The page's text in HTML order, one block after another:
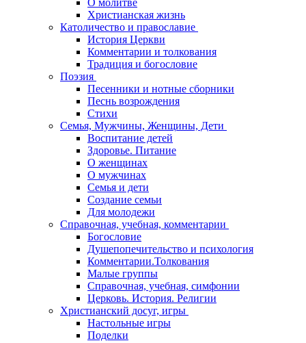
О молитве
Христианская жизнь
Католичество и православие
История Церкви
Комментарии и толкования
Традиция и богословие
Поэзия
Песенники и нотные сборники
Песнь возрождения
Стихи
Семья, Мужчины, Женщины, Дети
Воспитание детей
Здоровье. Питание
О женщинах
О мужчинах
Семья и дети
Создание семьи
Для молодежи
Справочная, учебная, комментарии
Богословие
Душепопечительство и психология
Комментарии.Толкования
Малые группы
Справочная, учебная, симфонии
Церковь. История. Религии
Христианский досуг, игры
Настольные игры
Поделки